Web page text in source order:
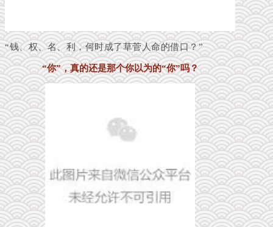
“钱、权、名、利，何时成了草菅人命的借口？”
“你”，真的还是那个你以为的“你”吗？